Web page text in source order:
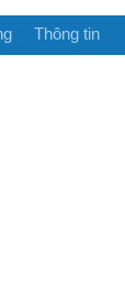
Thông tin